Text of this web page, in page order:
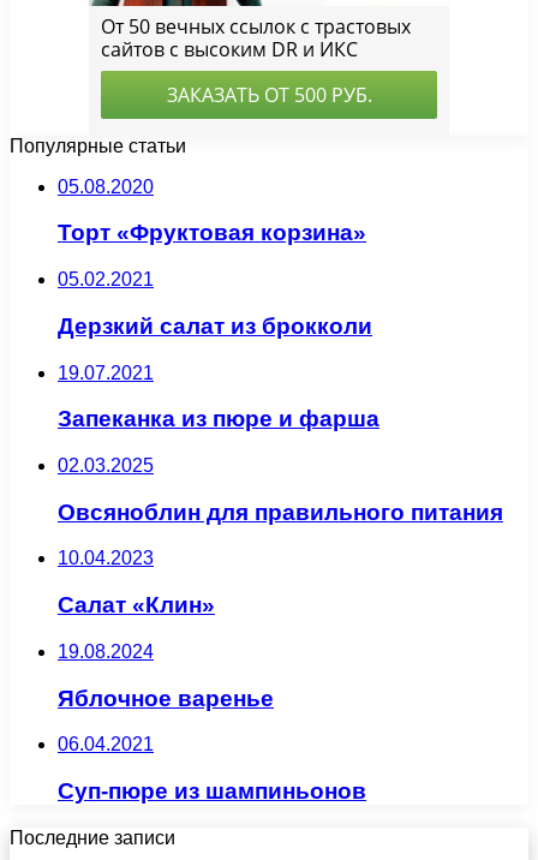
Популярные статьи
05.08.2020
Торт «Фруктовая корзина»
05.02.2021
Дерзкий салат из брокколи
19.07.2021
Запеканка из пюре и фарша
02.03.2025
Овсяноблин для правильного питания
10.04.2023
Салат «Клин»
19.08.2024
Яблочное варенье
06.04.2021
Суп-пюре из шампиньонов
Последние записи